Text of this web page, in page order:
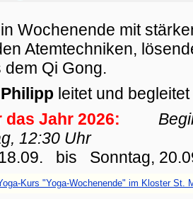
Wochenende mit
Atemtechniken,
Qi Gong.
leitet und
das Jahr 2026:
12:30 Uhr
bis Sonntag,
Kurs "Yoga-Wochenende" im Kloster St.